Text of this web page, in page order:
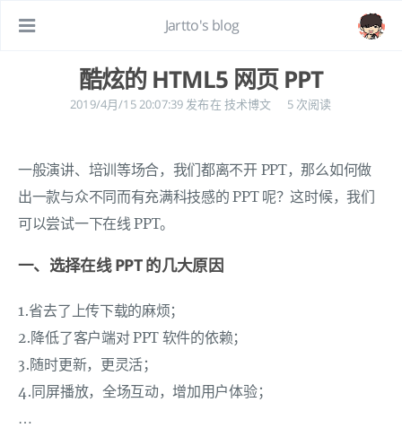
Jartto's blog
酷炫的 HTML5 网页 PPT
2019/4月/15 20:07:39 发布在 技术博文 5次阅读
一般演讲、培训等场合，我们都离不开 PPT，那么如何做
出一款与众不同而有充满科技感的 PPT 呢？这时候，我们
可以尝试一下在线 PPT。
一、选择在线 PPT 的几大原因
1.省去了上传下载的麻烦；
2.降低了客户端对 PPT 软件的依赖；
3.随时更新，更灵活；
4.同屏播放，全场互动，增加用户体验；
…